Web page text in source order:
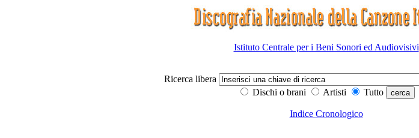
Istituto Centrale per i Beni Sonori ed Audiovisivi
Ricerca libera
Dischi o brani
Artisti Tutto
Indice Cronologico